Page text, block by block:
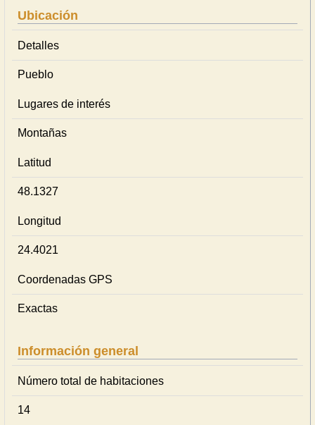
Ubicación
Detalles
Pueblo
Lugares de interés
Montañas
Latitud
48.1327
Longitud
24.4021
Coordenadas GPS
Exactas
Información general
Número total de habitaciones
14